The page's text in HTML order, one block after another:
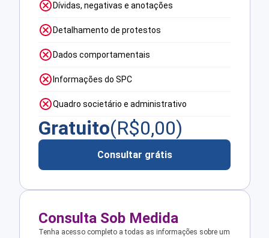
Dívidas, negativas e anotações
Detalhamento de protestos
Dados comportamentais
Informações do SPC
Quadro societário e administrativo
Gratuito(R$0,00)
Consultar grátis
Consulta Sob Medida
Tenha acesso completo a todas as informações sobre um